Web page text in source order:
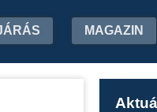
MAGAZIN